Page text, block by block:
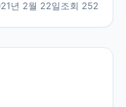
대학교에 진학을
민이 많았...
년 2월 22일조회 252